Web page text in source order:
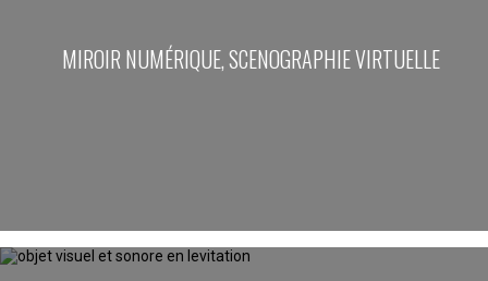
MIROIR NUMÉRIQUE, SCENOGRAPHIE VIRTUELLE